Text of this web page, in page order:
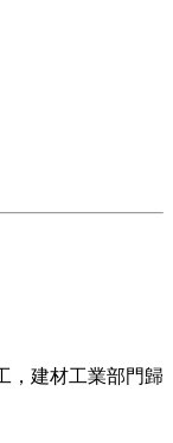
，建材工業部門歸